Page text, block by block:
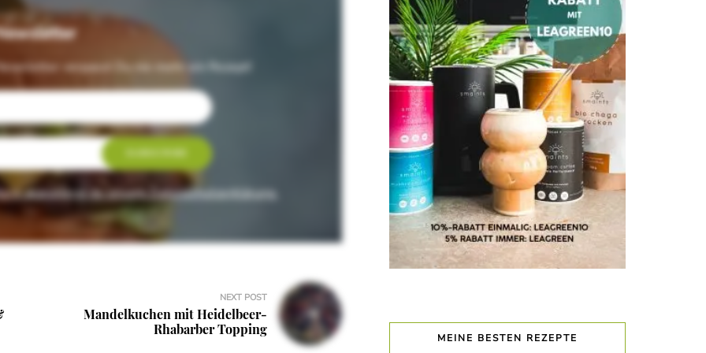
verpasst Du nie mehr ein Rezept!
akzeptierst du unsere Datenschutzerklärung.
NEXT POST
Mandelkuchen mit Heidelbeer-
Rhabarber Topping
MEINE BESTEN REZEPTE